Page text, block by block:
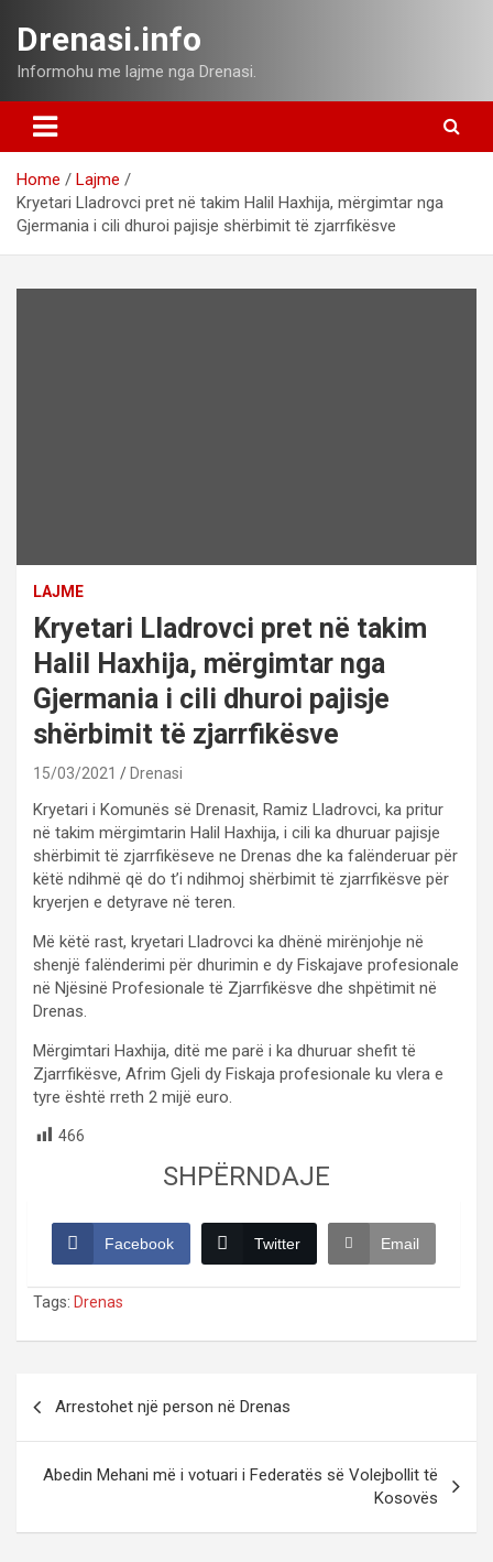
content
Drenasi.info
Informohu me lajme nga Drenasi.
Home
Lajme
Kryetari Lladrovci pret në takim Halil Haxhija, mërgimtar nga
Gjermania i cili dhuroi pajisje shërbimit të zjarrfikësve
LAJME
Kryetari Lladrovci pret në takim
Halil Haxhija, mërgimtar nga
Gjermania i cili dhuroi pajisje
shërbimit të zjarrfikësve
15/03/2021 Drenasi
Kryetari i Komunës së Drenasit, Ramiz Lladrovci, ka pritur
në takim mërgimtarin Halil Haxhija, i cili ka dhuruar pajisje
shërbimit të zjarrfikëseve ne Drenas dhe ka falënderuar për
këtë ndihmë që do t’i ndihmoj shërbimit të zjarrfikësve për
kryerjen e detyrave në teren.
Më këtë rast, kryetari Lladrovci ka dhënë mirënjohje në
shenjë falënderimi për dhurimin e dy Fiskajave profesionale
në Njësinë Profesionale të Zjarrfikësve dhe shpëtimit në
Drenas.
Mërgimtari Haxhija, ditë me parë i ka dhuruar shefit të
Zjarrfikësve, Afrim Gjeli dy Fiskaja profesionale ku vlera e
tyre është rreth 2 mijë euro.
466
SHPËRNDAJE
Facebook Twitter Email
Tags: Drenas
Arrestohet një person në Drenas
Abedin Mehani më i votuari i Federatës së Volejbollit të
Kosovës